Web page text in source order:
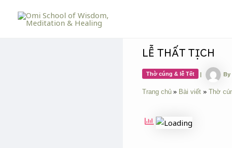
LỄ THẤT TỊCH
Thờ cúng & lễ Tết | By
Trang chủ Bài viết Thờ